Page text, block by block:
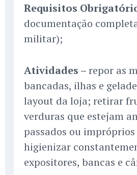
Requisitos
documentação
militar);
Atividades –repor as
bancadas, ilhas e
layout da loja; retirar
verduras que estejam
passados ou
higienizar
expositores, bancas e